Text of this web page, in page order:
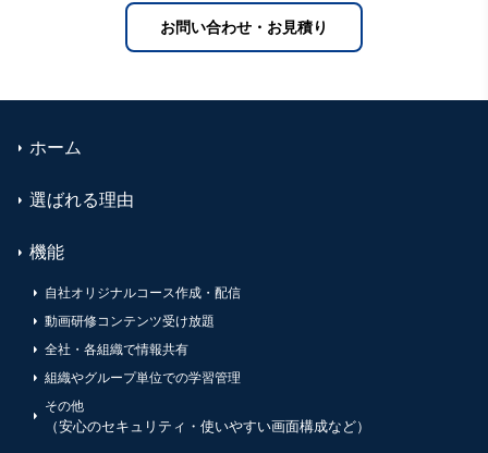
お問い合わせ・お見積り
ホーム
選ばれる理由
機能
自社オリジナルコース作成・配信
動画研修コンテンツ受け放題
全社・各組織で情報共有
組織やグループ単位での学習管理
その他
（安心のセキュリティ・使いやすい画面構成など）